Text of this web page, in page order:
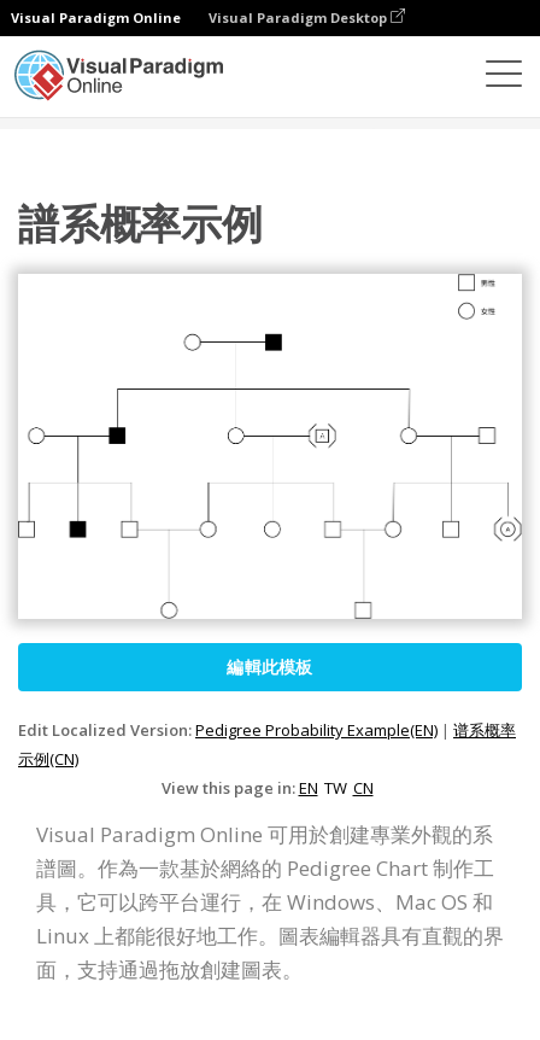
Visual Paradigm Online Visual Paradigm Desktop
譜系概率示例
編輯此模板
Edit Localized Version:Pedigree Probability Example(EN) | 谱系概率
示例(CN)
View this page in:EN TW CN
Visual Paradigm Online 可用於創建專業外觀的系
譜圖。作為一款基於網絡的 Pedigree Chart 制作工
具，它可以跨平台運行，在 Windows、Mac OS 和
Linux 上都能很好地工作。圖表編輯器具有直觀的界
面，支持通過拖放創建圖表。